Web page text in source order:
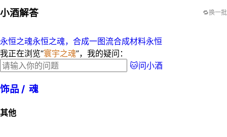
小酒解答 🔁换一批
永恒之魂永恒之魂，合成一图流合成材料永恒
我正在浏览“寰宇之魂”，我的疑问：
🐱问小酒
饰品 / 魂
其他